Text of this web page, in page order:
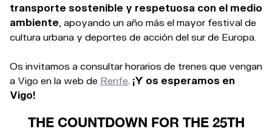
transporte sostenible y respetuosa con el medio
ambiente , apoyando un año más el mayor festival de
cultura urbana y deportes de acción del sur de Europa.
Os invitamos a consultar horarios de trenes que vengan
a Vigo en la web de Renfe ¡Y os esperamos en
Vigo!
THE COUNTDOWN FOR THE 25TH